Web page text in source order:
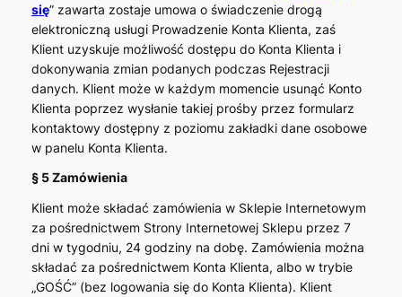
się” zawarta zostaje umowa o świadczenie drogą
elektroniczną usługi Prowadzenie Konta Klienta, zaś
Klient uzyskuje możliwość dostępu do Konta Klienta i
dokonywania zmian podanych podczas Rejestracji
danych. Klient może w każdym momencie usunąć Konto
Klienta poprzez wysłanie takiej prośby przez formularz
kontaktowy dostępny z poziomu zakładki dane osobowe
w panelu Konta Klienta.
§ 5 Zamówienia
Klient może składać zamówienia w Sklepie Internetowym
za pośrednictwem Strony Internetowej Sklepu przez 7
dni w tygodniu, 24 godziny na dobę. Zamówienia można
składać za pośrednictwem Konta Klienta, albo w trybie
„GOŚĆ” (bez logowania się do Konta Klienta). Klient